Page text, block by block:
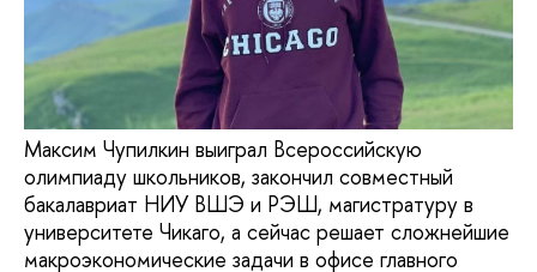
Максим Чупилкин выиграл Всероссийскую
олимпиаду школьников, закончил совместный
бакалавриат НИУ ВШЭ и РЭШ, магистратуру в
университете Чикаго, а сейчас решает сложнейшие
макроэкономические задачи в офисе главного